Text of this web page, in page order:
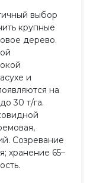
выбор
крупные
дерево.
и
на
30 т/га.
Созревание
хранение 65–